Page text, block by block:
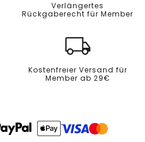
Verlängertes
Rückgaberecht für Member
Kostenfreier Versand für
Member ab 29€